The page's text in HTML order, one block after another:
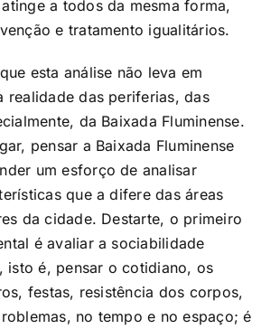
a todos da mesma forma,
e tratamento igualitários.
esta análise não leva em
realidade das periferias, das
da Baixada Fluminense.
pensar a Baixada Fluminense
um esforço de analisar
que a difere das áreas
da cidade. Destarte, o primeiro
é avaliar a sociabilidade
isto é, pensar o cotidiano, os
festas, resistência dos corpos,
no tempo e no espaço; é